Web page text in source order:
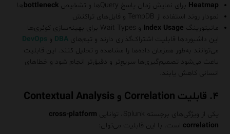
Heatmap برای نمایش زمان پاسخ Query‌ها و تشخیص bottleneckها
نمودار روند استفاده از TempDB و فایل‌های تراکنش
مانیتورینگ Index Usage و Wait Types برای بهینه‌سازی کوئری‌ها
این داشبوردها قابلیت اشتراک‌گذاری دارند و تیم‌هایDBA و DevOps
می‌توانند به‌طور همزمان داده‌ها را مشاهده و تحلیل کنند. این قابلیت
باعث می‌شود تصمیم‌گیری‌ها سریع‌تر و دقیق‌تر انجام شود و خطاهای
انسانی کاهش یابند.
۴. قابلیت Correlation و Contextual Analysis
یکی از ویژگی‌های برجسته Splunk، توانایی
cross-platform
correlation است. با این قابلیت می‌توان: